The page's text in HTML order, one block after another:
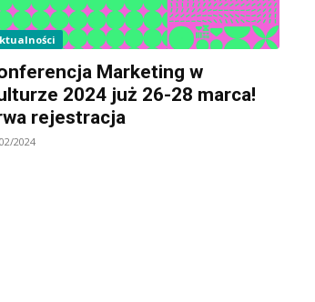
Marketing w
2024 już 26-28 marca!
rejestracja
2024